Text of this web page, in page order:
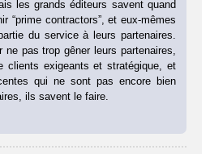
les grands éditeurs savent quand
“prime contractors”, et eux-mêmes
du service à leurs partenaires.
ne pas trop gêner leurs partenaires,
clients exigeants et stratégique, et
qui ne sont pas encore bien
ils savent le faire.